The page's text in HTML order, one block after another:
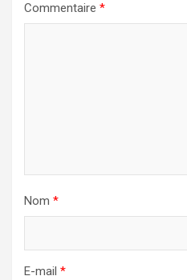
Commentaire *
Nom *
E-mail *